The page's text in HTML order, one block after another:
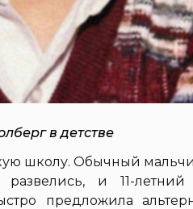
в детстве
школу. Обычный
и 11-летний
предложила